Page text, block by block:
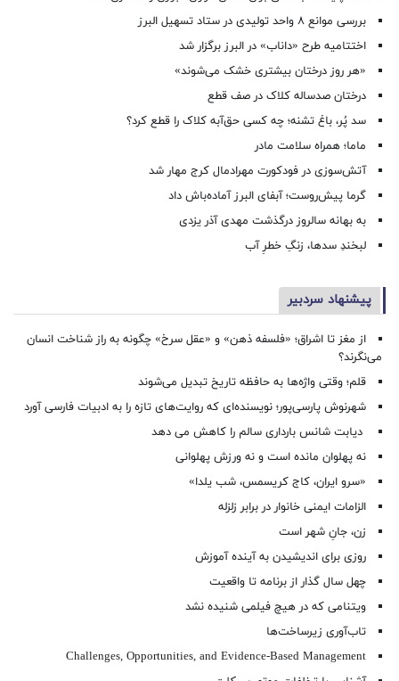
بررسی موانع ۸ واحد تولیدی در ستاد تسهیل البرز
اختتامیه طرح «داناب» در البرز برگزار شد
«هر روز درختان بیشتری خشک می‌شوند»
درختان صدساله کلاک در صف قطع
سد پُر، باغ تشنه؛ چه کسی حق‌آبه کلاک را قطع کرد؟
ماما؛ همراه سلامت مادر
آتش‌سوزی در فودکورت مهرادمال کرج مهار شد
گرما پیش‌روست؛ آبفای البرز آماده‌باش داد
به بهانه سالروز درگذشت مهدی آذر یزدی
لبخندِ سدها، زنگِ خطرِ آب
پیشنهاد سردبیر
از مغز تا اشراق؛ «فلسفه ذهن» و «عقل سرخ» چگونه به راز شناخت انسان
می‌نگرند؟
قلم؛ وقتی واژه‌ها به حافظه تاریخ تبدیل می‌شوند
شهرنوش پارسی‌پور؛ نویسنده‌ای که روایت‌های تازه را به ادبیات فارسی آورد
دیابت شانس بارداری سالم را کاهش می دهد
نه پهلوان مانده است و نه ورزش پهلوانی
«سرو ایران، کاج کریسمس، شب یلدا»
الزامات ایمنی خانوار در برابر زلزله
زن، جانِ شهر است
روزی برای اندیشیدن به آینده آموزش
چهل سال گذار از برنامه تا واقعیت
ویتنامی که در هیچ فیلمی شنیده نشد
تاب‌آوری زیرساخت‌ها
Challenges, Opportunities, and Evidence-Based Management